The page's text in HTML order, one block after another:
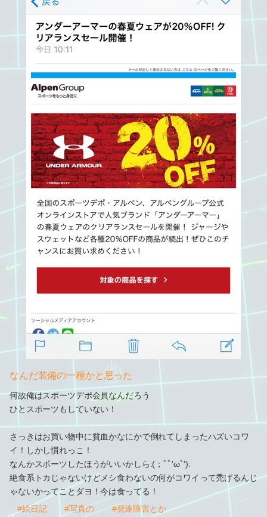
なんだ装備の一種かと思った
何故俺はスポーツデポ会員なんだろう
ひとスポーツもしていない！
さっきはお買い物中に貧血かなにかで倒れてしまったハズいコワ
イ！しかし慣れっこ！
なんかスポーツしたほうがいいかしら:(；ﾞﾟ'ωﾟ'):
絶食系トカじゃないけどメシ食わないの何がコワイって禿げるんじ
ゃないかってことダヨ！今は食ってる！
#絵日記
#写真の #発達障害とか